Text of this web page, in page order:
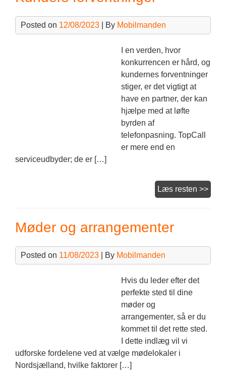
Posted on 12/08/2023 | By Mobilmanden
I en verden, hvor
konkurrencen er hård, og
kundernes forventninger
stiger, er det vigtigt at
have en partner, der kan
hjælpe med at løfte
byrden af
telefonpasning. TopCall
er mere end en
serviceudbyder; de er […]
Læs resten >>
Møder og arrangementer
Posted on 11/08/2023 | By Mobilmanden
Hvis du leder efter det
perfekte sted til dine
møder og
arrangementer, så er du
kommet til det rette sted.
I dette indlæg vil vi
udforske fordelene ved at vælge mødelokaler i
Nordsjælland, hvilke faktorer […]